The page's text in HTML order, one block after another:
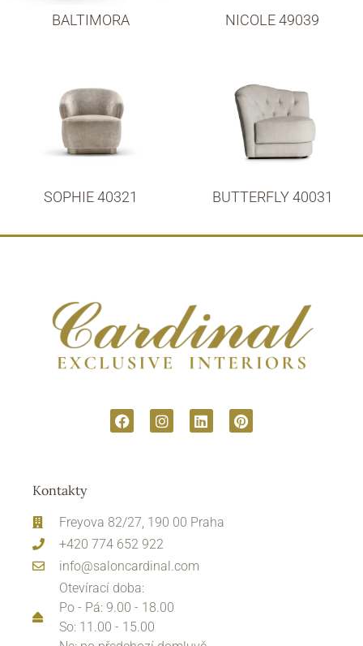
BALTIMORA NICOLE 49039
SOPHIE 40321 BUTTERFLY 40031
Kontakty
Freyova 82/27, 190 00 Praha
+420 774 652 922
info@saloncardinal.com
Otevírací doba:
Po - Pá: 9.00 - 18.00
So: 11.00 - 15.00